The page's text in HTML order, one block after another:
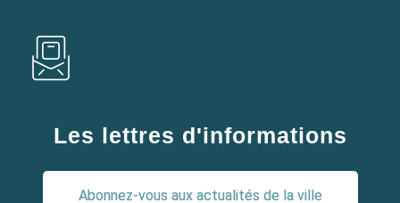
Les lettres d'informations
Abonnez-vous aux actualités de la ville